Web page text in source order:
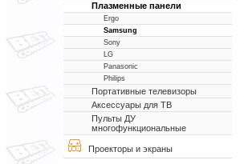
Плазменные панели
Ergo
Samsung
Sony
LG
Panasonic
Philips
Портативные телевизоры
Аксессуары для ТВ
Пульты ДУ
многофункциональные
Проекторы и экраны